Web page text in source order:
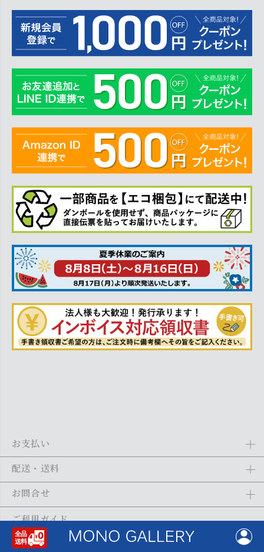
Amazon Pay、クレジットカード、代金引換、あと払い(ペイディ)、銀
行振込がご利用になれます。詳しくは
い。
全商品送料無料
ドをご利用ください。
TEL：0120-155-545 (平日 9:00〜17:00)
メールの返信につきましては、1～2営業日以内にさせていただいてお
ご利用ガイド